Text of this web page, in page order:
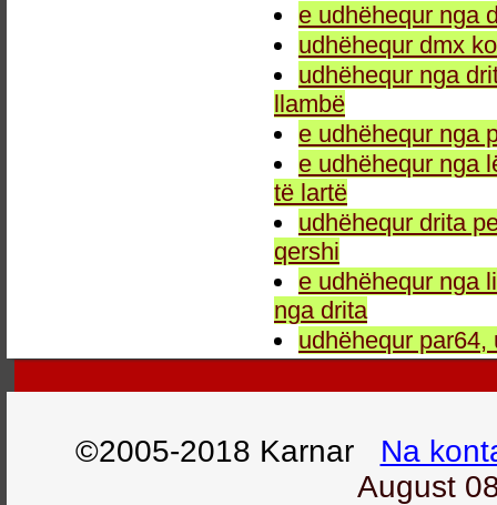
e udhëhequr nga
udhëhequr dmx
udhëhequr nga
llambë
e udhëhequr nga
e udhëhequr nga
të lartë
udhëhequr drita
qershi
e udhëhequr nga
nga drita
udhëhequr
©2005-2018 Karnar Na
August